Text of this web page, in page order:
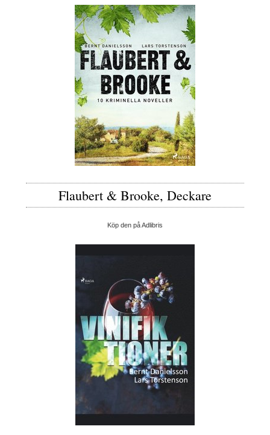
Flaubert & Brooke, Deckare
Köp den på Adlibris